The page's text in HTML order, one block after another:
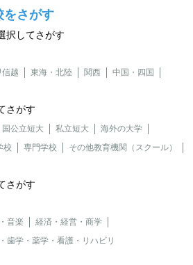
をさがす
択してさがす
信越 東海・北陸 関西
中国・四国
さがす
国公立短大 私立短大
海外の大学
校
専門学校
その他教育機関（スクール）
さがす
音楽
経済・経営・商学
歯学・薬学・看護・リハビリ